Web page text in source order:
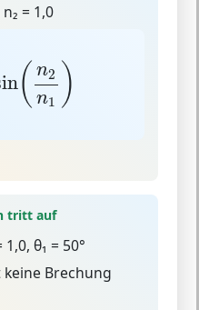
= 1,0
( n2
n1 )
n2n 1)
tritt auf
1,0, θ₁ = 50°
keine Brechung